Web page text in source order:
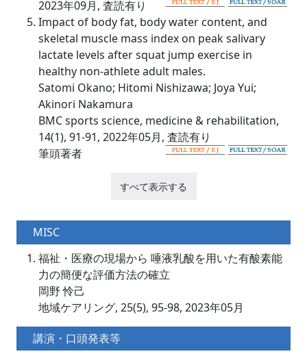
2023年09月, 査読有り
Impact of body fat, body water content, and
skeletal muscle mass index on peak salivary
lactate levels after squat jump exercise in
healthy non-athlete adult males.
Satomi Okano; Hitomi Nishizawa; Joya Yui;
Akinori Nakamura
BMC sports science, medicine & rehabilitation,
14(1), 91-91, 2022年05月, 査読有り
筆頭著者
すべて表示する
MISC
福祉・医療の現場から 唾液乳酸を用いた有酸素能
力の簡便な評価方法の確立
岡野 怜己
地域ケアリング, 25(5), 95-98, 2023年05月
講演・口頭発表等